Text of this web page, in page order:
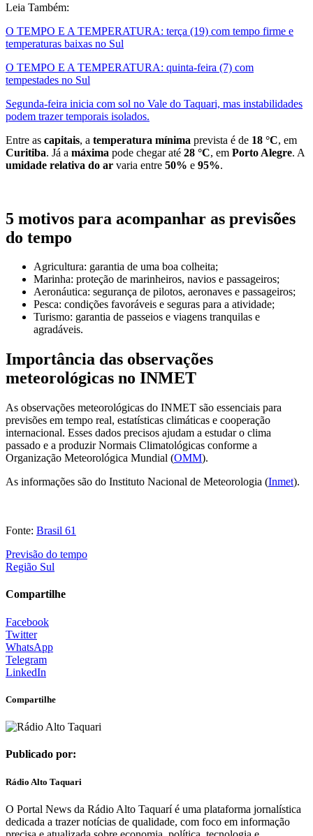
Leia Também:
O TEMPO E A TEMPERATURA: terça (19) com tempo firme e
temperaturas baixas no Sul
O TEMPO E A TEMPERATURA: quinta-feira (7) com
tempestades no Sul
Segunda-feira inicia com sol no Vale do Taquari, mas instabilidades
podem trazer temporais isolados.
Entre as capitais, a temperatura mínima prevista é de 18 °C, em
Curitiba. Já a máxima pode chegar até 28 °C, em Porto Alegre. A
umidade relativa do ar varia entre 50% e 95%.
5 motivos para acompanhar as previsões
do tempo
Agricultura: garantia de uma boa colheita;
Marinha: proteção de marinheiros, navios e passageiros;
Aeronáutica: segurança de pilotos, aeronaves e passageiros;
Pesca: condições favoráveis e seguras para a atividade;
Turismo: garantia de passeios e viagens tranquilas e
agradáveis.
Importância das observações
meteorológicas no INMET
As observações meteorológicas do INMET são essenciais para
previsões em tempo real, estatísticas climáticas e cooperação
internacional. Esses dados precisos ajudam a estudar o clima
passado e a produzir Normais Climatológicas conforme a
Organização Meteorológica Mundial (OMM).
As informações são do Instituto Nacional de Meteorologia (Inmet).
Fonte: Brasil 61
Previsão do tempo
Região Sul
Compartilhe
Facebook
Twitter
WhatsApp
Telegram
LinkedIn
Compartilhe
Publicado por:
Rádio Alto Taquari
O Portal News da Rádio Alto Taquarí é uma plataforma jornalística
dedicada a trazer notícias de qualidade, com foco em informação